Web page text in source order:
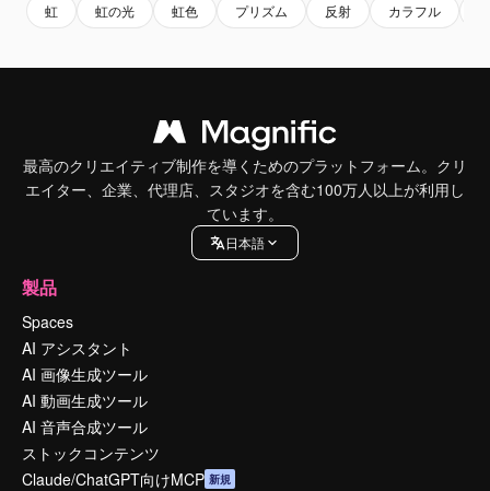
虹 虹の光 虹色 プリズム 反射 カラフル
最高のクリエイティブ制作を導くためのプラットフォーム。クリ
エイター、企業、代理店、スタジオを含む100万人以上が利用し
ています。
日本語
製品
Spaces
AI アシスタント
AI 画像生成ツール
AI 動画生成ツール
AI 音声合成ツール
ストックコンテンツ
Claude/ChatGPT向けMCP 新規